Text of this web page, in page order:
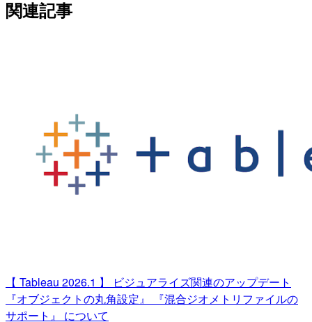
関連記事
【 Tableau 2026.1 】 ビジュアライズ関連のアップデート
『オブジェクトの丸角設定』 『混合ジオメトリファイルの
サポート』 について